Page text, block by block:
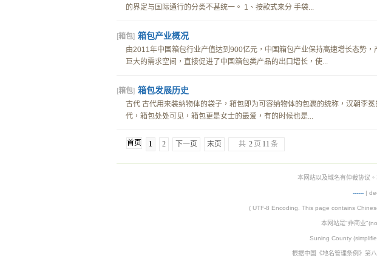
的界定与国际通行的分类不甚统一。 1、按款式来分 手袋...
[箱包] 箱包产业概况
由2011年中国箱包行业产值达到900亿元，中国箱包产业保持高速增长态势
巨大的需求空间，直接促进了中国箱包类产品的出口增长，使...
[箱包] 箱包发展历史
古代 古代用来装纳物体的袋子，箱包即为可容纳物体的包裹的统称，汉朝李
代，箱包处处可见，箱包更是女士的最爱，有的时候也是...
首页 1 2 下一页 末页 共 2 页 11 条
本网站以及域名有仲裁协议
------|
( UTF-8 Encoding. This page contains
本网站是"非商业
Suning County
根据中国《地名管理条例》第